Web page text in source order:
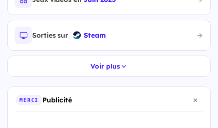
Sorties sur Steam
Voir plus
MERCI Publicité